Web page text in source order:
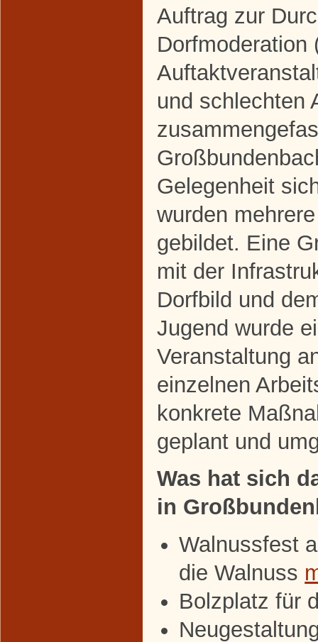
Auftrag zur
Dorfmoderation
und schlechten
Gelegenheit
wurden
gebildet. Eine
mit der
Dorfbild und
Jugend wurde
Veranstaltung
einzelnen
konkrete
geplant und
Was hat sich
in
Walnussfest
die Walnuss
Bolzplatz für